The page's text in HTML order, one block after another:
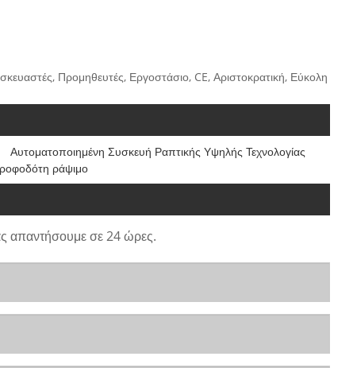
Προμηθευτές, Εργοστάσιο, CE, Αριστοκρατική, Εύκολη
Αυτοματοποιημένη Συσκευή Ραπτικής Υψηλής Τεχνολογίας
ράψιμο
απαντήσουμε σε 24 ώρες.